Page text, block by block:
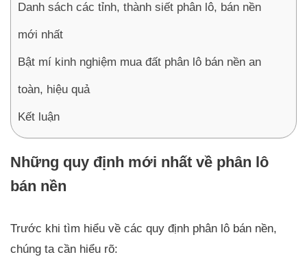
Danh sách các tỉnh, thành siết phân lô, bán nền
mới nhất
Bật mí kinh nghiệm mua đất phân lô bán nền an
toàn, hiệu quả
Kết luận
Những quy định mới nhất về phân lô
bán nền
Trước khi tìm hiểu về các quy định phân lô bán nền,
chúng ta cần hiểu rõ: